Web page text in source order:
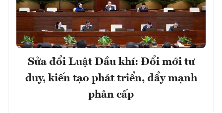
Sửa đổi Luật Dầu khí: Đổi mới tư
duy, kiến tạo phát triển, đẩy mạnh
phân cấp